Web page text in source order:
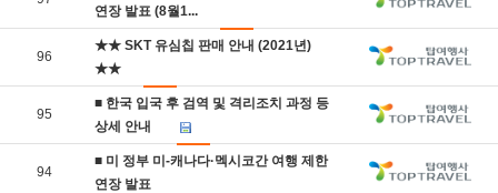
연장 발표 (8월1...
96
★★ SKT 유심칩 판매 안내 (2021년)
★★
95
■ 한국 입국 후 검역 및 격리조치 과정 등
상세 안내
94
■ 미 정부 미-캐나다·멕시코간 여행 제한
연장 발표